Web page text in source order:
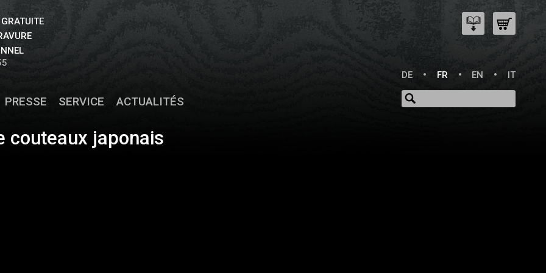
DE
FR EN IT
PRESSE SERVICE ACTUALITÉS
couteaux japonais